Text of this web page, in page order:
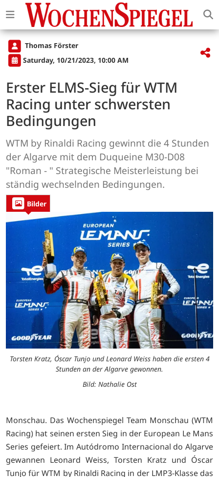
Thomas Förster
Saturday, 10/21/2023, 10:00 AM
Erster ELMS-Sieg für WTM
Racing unter schwersten
Bedingungen
WTM by Rinaldi Racing gewinnt die 4 Stunden
der Algarve mit dem Duqueine M30-D08
"Roman - " Strategische Meisterleistung bei
ständig wechselnden Bedingungen.
Bilder
Torsten Kratz, Óscar Tunjo und Leonard Weiss haben die ersten 4
Stunden an der Algarve gewonnen.
Bild: Nathalie Ost
Monschau. Das Wochenspiegel Team Monschau (WTM
Racing) hat seinen ersten Sieg in der European Le Mans
Series gefeiert. Im Autódromo Internacional do Algarve
gewannen Leonard Weiss, Torsten Kratz und Óscar
Tunjo für WTM by Rinaldi Racing in der LMP3-Klasse das